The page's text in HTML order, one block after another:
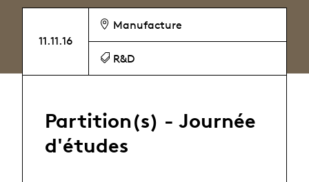
11.11.16
Manufacture
R&D
Partition(s) - Journée
d'études